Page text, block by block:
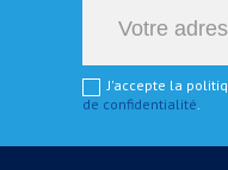
J'accepte la
de confidentialité